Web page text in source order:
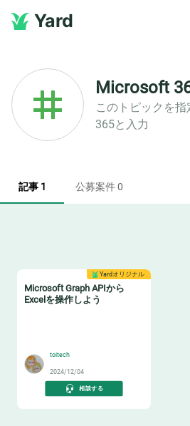
Yard
Microsoft
このトピックを指
365と入力
記事 1 公募案件 0
Yardオリジナル
Microsoft Graph APIから
Excelを操作しよう
toitech
2024/12/04
相談する